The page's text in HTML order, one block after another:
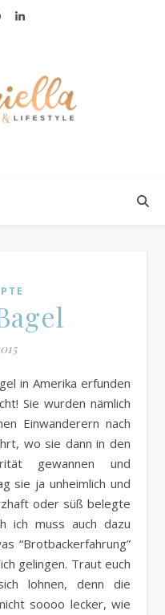
in Amerika erfunden
Sie wurden nämlich
Einwanderern nach
wo sie dann in den
gewannen und
sie ja unheimlich und
oder süß belegte
ich muss auch dazu
“Brotbackerfahrung”
gelingen. Traut euch
lohnen, denn die
soooo lecker, wie